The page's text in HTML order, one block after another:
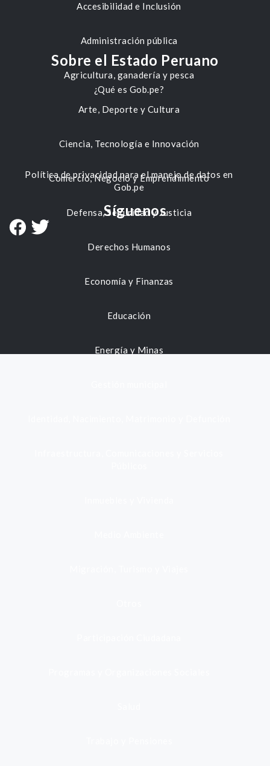
Accesibilidad e Inclusión
Administración pública
Agricultura, ganadería y pesca
Arte, Deporte y Cultura
Ciencia, Tecnología e Innovación
Comercio, Negocio y Emprendimiento
Defensa, Seguridad y Justicia
Derechos Humanos
Economía y Finanzas
Educación
Energía y Minas
Sobre el Estado Peruano
¿Qué es Gob.pe?
Política de privacidad para el manejo de datos en
Gob.pe
Síguenos